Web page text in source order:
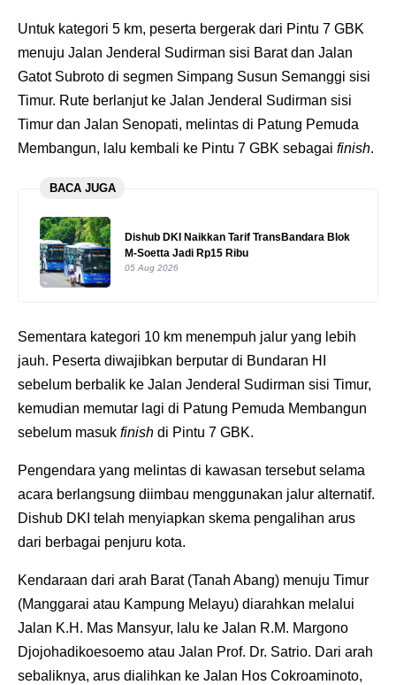
Untuk kategori 5 km, peserta bergerak dari Pintu 7 GBK
menuju Jalan Jenderal Sudirman sisi Barat dan Jalan
Gatot Subroto di segmen Simpang Susun Semanggi sisi
Timur. Rute berlanjut ke Jalan Jenderal Sudirman sisi
Timur dan Jalan Senopati, melintas di Patung Pemuda
Membangun, lalu kembali ke Pintu 7 GBK sebagai finish.
BACA JUGA
Dishub DKI Naikkan Tarif TransBandara Blok
M-Soetta Jadi Rp15 Ribu
05 Aug 2026
Sementara kategori 10 km menempuh jalur yang lebih
jauh. Peserta diwajibkan berputar di Bundaran HI
sebelum berbalik ke Jalan Jenderal Sudirman sisi Timur,
kemudian memutar lagi di Patung Pemuda Membangun
sebelum masuk finish di Pintu 7 GBK.
Pengendara yang melintas di kawasan tersebut selama
acara berlangsung diimbau menggunakan jalur alternatif.
Dishub DKI telah menyiapkan skema pengalihan arus
dari berbagai penjuru kota.
Kendaraan dari arah Barat (Tanah Abang) menuju Timur
(Manggarai atau Kampung Melayu) diarahkan melalui
Jalan K.H. Mas Mansyur, lalu ke Jalan R.M. Margono
Djojohadikoesoemo atau Jalan Prof. Dr. Satrio. Dari arah
sebaliknya, arus dialihkan ke Jalan Hos Cokroaminoto,